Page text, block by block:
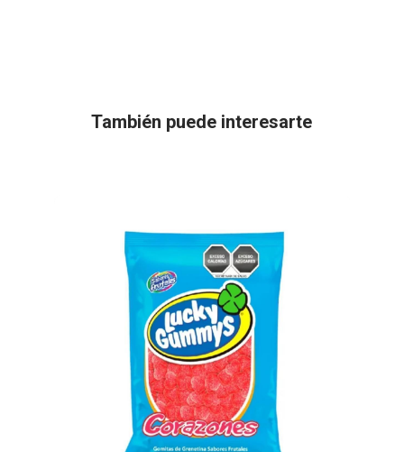
También puede interesarte